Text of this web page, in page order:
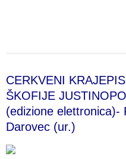
CERKVENI
ŠKOFIJE
(edizione elettronica)-
Darovec (ur.)